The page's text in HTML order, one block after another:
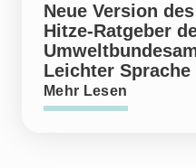
Neue Version
Hitze-Ratgeber
Leichter Sprache
Mehr Lesen